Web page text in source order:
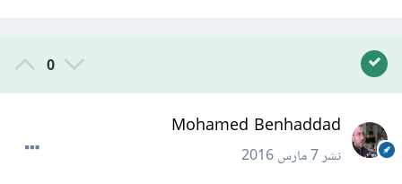
0
Mohamed Benhaddad
نشر7 مارس 2016